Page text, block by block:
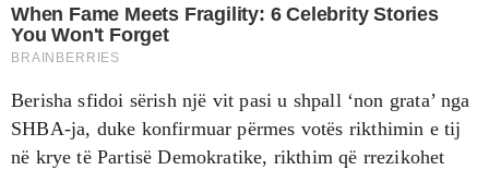
Berisha sfidoi sërish një vit pasi u shpall ‘non grata’ nga
SHBA-ja, duke konfirmuar përmes votës rikthimin e tij
në krye të Partisë Demokratike, rikthim që rrezikohet